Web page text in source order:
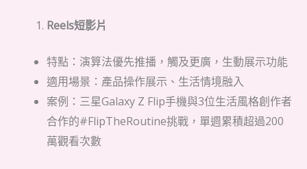
Reels短影片
特點：演算法優先推播，觸及更廣，生動展示功能
適用場景：產品操作展示、生活情境融入
案例：三星Galaxy Z Flip手機與3位生活風格創作者
合作的#FlipTheRoutine挑戰，單週累積超過200
萬觀看次數